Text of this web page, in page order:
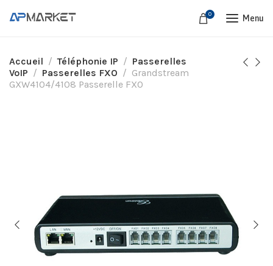
0 Menu
Accueil Téléphonie IP
Passerelles
VoIP
Passerelles FXO
Grandstream
GXW4104/4108 Passerelle FXO